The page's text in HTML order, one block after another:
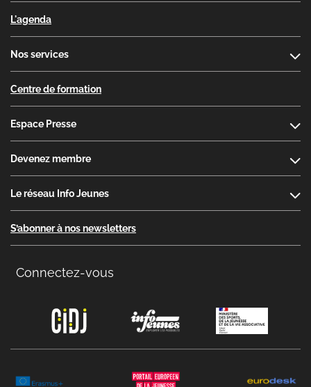
L'agenda
Nos services
Centre de formation
Espace Presse
Devenez membre
Le réseau Info Jeunes
S’abonner à nos newsletters
Connectez-vous